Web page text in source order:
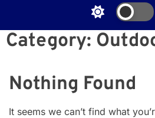
Category:
Nothing Found
It seems we can’t find what